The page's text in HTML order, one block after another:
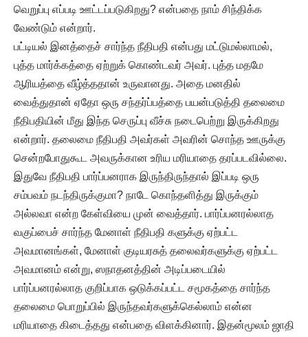
வெறுப்பு எப்படி ஊட்டப்படுகிறது? என்பதை நாம் சிந்திக்க
வேண்டும் என்றார்.
பட்டியல் இனத்தைச் சார்ந்த நீதிபதி என்பது மட்டுமல்லாமல்,
புத்த மார்க்கத்தை ஏற்றுக் கொண்டவர் அவர். புத்த மதமே
ஆரியத்தை வீழ்த்ததான் உருவானது. அதை மனதில்
வைத்துதான் ஏதோ ஒரு சந்தர்ப்பத்தை பயன்படுத்தி தலைமை
நீதிபதியின் மீது இந்த செருப்பு வீச்சு நடைபெற்று இருக்கிறது
என்றார். தலைமை நீதிபதி அவர்கள் அவரின் சொந்த ஊருக்கு
சென்றபோதுகூட அவருக்கான உரிய மரியாதை தரப்படவில்லை.
இதுவே நீதிபதி பார்ப்பனராக இருந்திருந்தால் இப்படி ஒரு
சம்பவம் நடந்திருக்குமா? நாடே கொந்தளித்து இருக்கும்
அல்லவா என்ற கேள்வியை முன் வைத்தார். பார்ப்பனரல்லாத
வகுப்பைச் சார்ந்த மேனாள் நீதிபதி களுக்கு ஏற்பட்ட
அவமானங்கள், மேனாள் குடியரசுத் தலைவர்களுக்கு ஏற்பட்ட
அவமானம் என்று, ஸநாதனத்தின் அடிப்படையில்
பார்ப்பனரல்லாத குறிப்பாக ஒடுக்கப்பட்ட சமூகத்தை சார்ந்த
தலைமை பொறுப்பில் இருந்தவர்களுக்கெல்லாம் என்ன
மரியாதை கிடைத்தது என்பதை விளக்கினார். இதன்மூலம் ஜாதி